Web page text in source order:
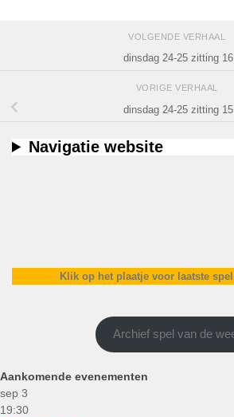
VOLGENDE VERHAAL
dinsdag 24-25 zitting 16
VORIGE VERHAAL
dinsdag 24-25 zitting 15
Navigatie website
Klik op het plaatje voor laatste
Archief spel van de
Aankomende evenementen
sep 3
19:30